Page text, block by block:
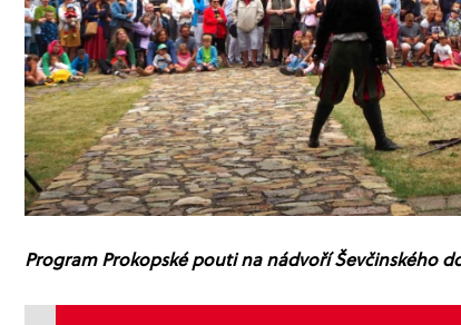
Program Prokopské pouti na nádvoří Ševčinského